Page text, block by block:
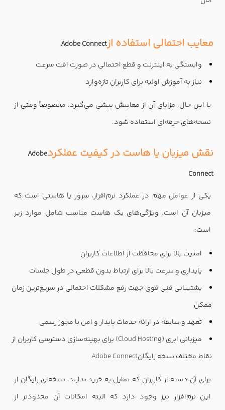
معایب احتمالی استفاده ازAdobe Connect
وابستگی به اینترنت و قطع احتمالی در صورت افت سرعت
نیاز به آموزش اولیه برای کاربران تازه‌وارد
با این حال، مزایای آن از معایبش پیشی می‌گیرد، مخصوصاً وقتی از
نسخه‌های حرفه‌ای استفاده شود.
نقش میزبان یا هاست در کیفیت عملکردAdobe
Connect
یکی از عوامل مهم در عملکرد نرم‌افزار، سرور یا هاستی است که
میزبان آن است. ویژگی‌های یک هاست مناسب شامل موارد زیر
است:
امنیت بالا برای محافظت از اطلاعات کاربران
پایداری و سرعت بالا برای ارتباط بدون قطعی در طول جلسات
پشتیبانی فنی قوی جهت رفع مشکلات احتمالی در سریع‌ترین زمان
ممکن
تعهد و سابقه در ارائه خدمات پایدار و امن با مجوز رسمی
میزبانی ابری (Cloud Hosting) برای بهینه‌سازی دسترسی کاربران از
نقاط مختلف نسخه رایگانAdobe Connect
برای آن دسته از کاربران که تمایل به خرید ندارند، نسخه‌ای رایگان از
این نرم‌افزار نیز وجود دارد که البته امکانات آن محدودتر از